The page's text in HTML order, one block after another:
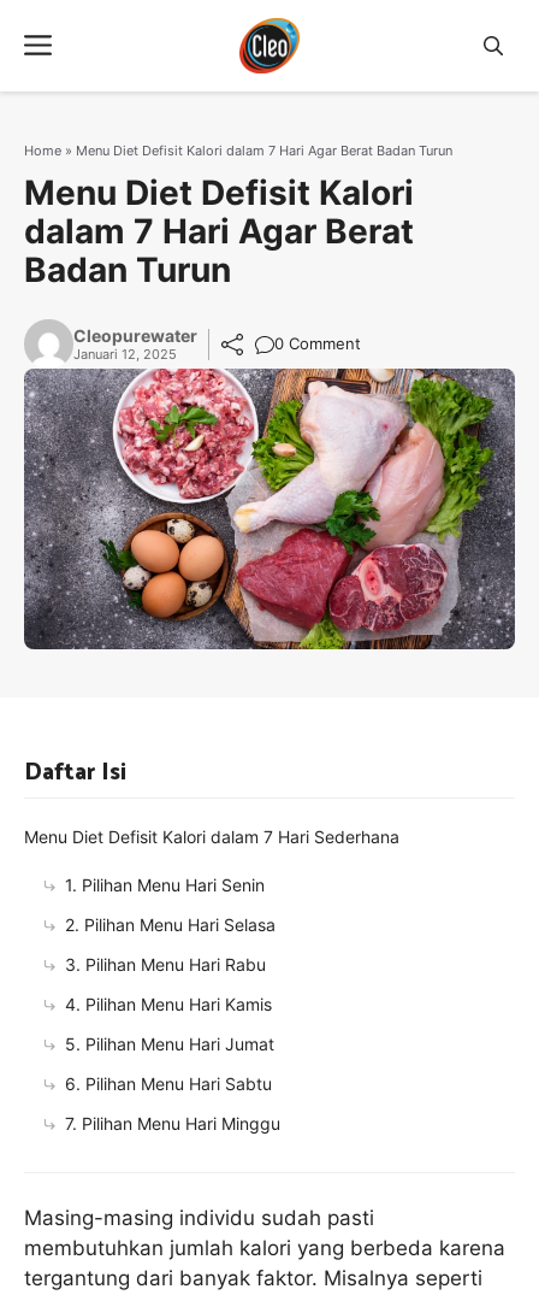
Menu
Home » Menu Diet Defisit Kalori dalam 7 Hari Agar Berat Badan Turun
Menu Diet Defisit Kalori
dalam 7 Hari Agar Berat
Badan Turun
Cleopurewater
Januari 12, 2025
0 Comment
Masing-masing individu sudah pasti
membutuhkan jumlah kalori yang berbeda karena
tergantung dari banyak faktor. Misalnya seperti
Daftar Isi
Menu Diet Defisit Kalori dalam 7 Hari Sederhana
1. Pilihan Menu Hari Senin
2. Pilihan Menu Hari Selasa
3. Pilihan Menu Hari Rabu
4. Pilihan Menu Hari Kamis
5. Pilihan Menu Hari Jumat
6. Pilihan Menu Hari Sabtu
7. Pilihan Menu Hari Minggu